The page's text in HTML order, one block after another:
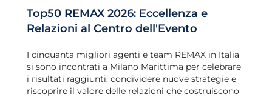
Top50 REMAX 2026: Eccellenza e
Relazioni al Centro dell'Evento
I cinquanta migliori agenti e team REMAX in Italia
si sono incontrati a Milano Marittima per celebrare
i risultati raggiunti, condividere nuove strategie e
riscoprire il valore delle relazioni che costruiscono